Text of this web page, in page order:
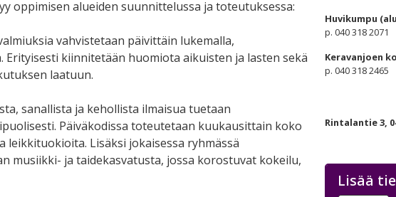
oppimisen alueiden suunnittelussa ja toteutuksessa:
vahvistetaan päivittäin lukemalla,
Erityisesti kiinnitetään huomiota aikuisten ja lasten sekä
laatuun.
sanallista ja kehollista ilmaisua tuetaan
Päiväkodissa toteutetaan kuukausittain koko
leikkituokioita. Lisäksi jokaisessa ryhmässä
musiikki- ja taidekasvatusta, jossa korostuvat kokeilu,
Huvikumpu
p. 040 318 2071
Keravanjoen
p. 040 318 2465
Rintalantie 3,
Lisää